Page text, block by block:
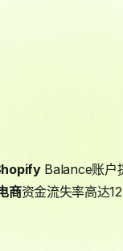
Balance账户
商资金流失率高达